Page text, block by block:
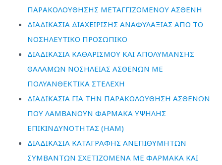
ΠΑΡΑΚΟΛΟΥΘΗΣΗΣ ΜΕΤΑΓΓΙΖΟΜΕΝΟΥ ΑΣΘΕΝΗ
ΔΙΑΔΙΚΑΣΙΑ ΔΙΑΧΕΙΡΙΣΗΣ ΑΝΑΦΥΛΑΞΙΑΣ ΑΠΟ ΤΟ
ΝΟΣΗΛΕΥΤΙΚΟ ΠΡΟΣΩΠΙΚΟ
ΔΙΑΔΙΚΑΣΙΑ ΚΑΘΑΡΙΣΜΟΥ ΚΑΙ ΑΠΟΛΥΜΑΝΣΗΣ
ΘΑΛΑΜΩΝ ΝΟΣΗΛΕΙΑΣ ΑΣΘΕΝΩΝ ΜΕ
ΠΟΛΥΑΝΘΕΚΤΙΚΑ ΣΤΕΛΕΧΗ
ΔΙΑΔΙΚΑΣΙΑ ΓΙΑ ΤΗΝ ΠΑΡΑΚΟΛΟΥΘΗΣΗ ΑΣΘΕΝΩΝ
ΠΟΥ ΛΑΜΒΑΝΟΥΝ ΦΑΡΜΑΚΑ ΥΨΗΛΗΣ
ΕΠΙΚΙΝΔΥΝΟΤΗΤΑΣ (HAM)
ΔΙΑΔΙΚΑΣΙΑ ΚΑΤΑΓΡΑΦΗΣ ΑΝΕΠΙΘΥΜΗΤΩΝ
ΣΥΜΒΑΝΤΩΝ ΣΧΕΤΙΖΟΜΕΝΑ ΜΕ ΦΑΡΜΑΚΑ ΚΑΙ